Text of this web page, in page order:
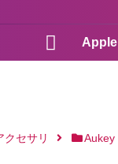
Apple
クセサリ Aukey